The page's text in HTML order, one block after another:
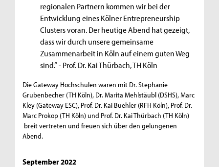
regionalen Partnern kommen wir bei der
Entwicklung eines Kölner Entrepreneurship
Clusters voran. Der heutige Abend hat gezeigt,
dass wir durch unsere gemeinsame
Zusammenarbeit in Köln auf einem guten Weg
sind.“ - Prof. Dr. Kai Thürbach, TH Köln
Die Gateway Hochschulen waren mit Dr. Stephanie
Grubenbecher (TH Köln), Dr. Marita Mehlstäubl (DSHS), Marc
Kley (Gateway ESC), Prof. Dr. Kai Buehler (RFH Köln), Prof. Dr.
Marc Prokop (TH Köln) und Prof. Dr. Kai Thürbach (TH Köln)
breit vertreten und freuen sich über den gelungenen
Abend.
September 2022